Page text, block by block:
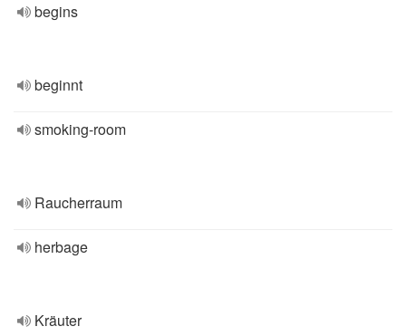
begins
beginnt
smoking-room
Raucherraum
herbage
Kräuter